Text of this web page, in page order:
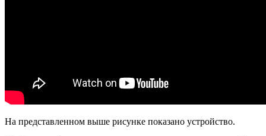
На представленном выше рисунке показано устройство.